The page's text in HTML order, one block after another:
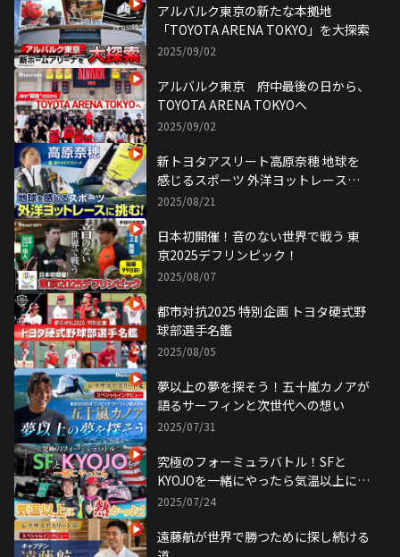
アルバルク東京の新たな本拠地
「TOYOTA ARENA TOKYO」を大探索
2025/09/02
アルバルク東京 府中最後の日から、
TOYOTA ARENA TOKYOへ
2025/09/02
新トヨタアスリート高原奈穂 地球を
感じるスポーツ 外洋ヨットレースに
挑む
2025/08/21
日本初開催！音のない世界で戦う 東
京2025デフリンピック！
2025/08/07
都市対抗2025 特別企画 トヨタ硬式野
球部選手名鑑
2025/08/05
夢以上の夢を探そう！五十嵐カノアが
語るサーフィンと次世代への想い
2025/07/31
究極のフォーミュラバトル！SFと
KYOJOを一緒にやったら気温以上に熱
かった！
2025/07/24
遠藤航が世界で勝つために探し続ける